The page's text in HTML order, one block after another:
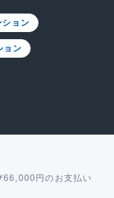
ション
ョン
66,000円のお支払い